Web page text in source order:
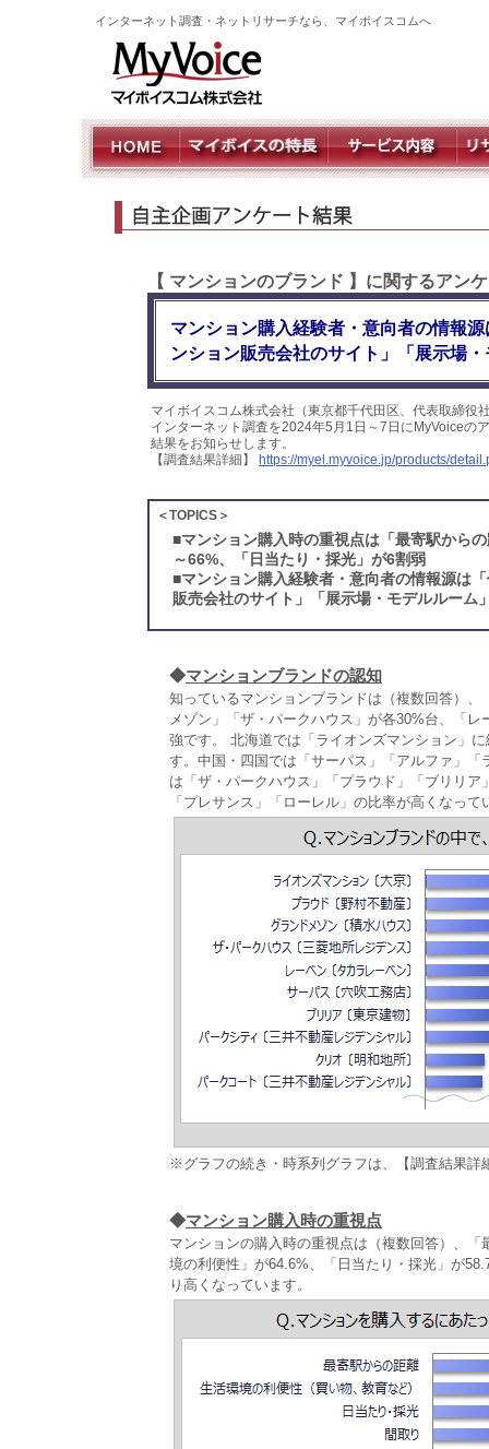
インターネット調査・ネットリサーチなら、マイボイスコムへ
【 マンションのブランド 】に関するアン
マンション購入経験者・意向者の情報
ンション販売会社のサイト」「展示場
マイボイスコム株式会社（東京都千代田区、代表取締
インターネット調査を2024年5月1日～7日にMyVoiceの
結果をお知らせします。
【調査結果詳細】
https://myel.myvoice.jp/products/
＜TOPICS＞
■マンション購入時の重視点は「最寄駅から
～66%、「日当たり・採光」が6割弱
■マンション購入経験者・意向者の情報源は
販売会社のサイト」「展示場・モデルルーム
◆マンションブランドの認知
知っているマンションブランドは（複数回答）
メゾン」「ザ・パークハウス」が各30%台、「
強です。 北海道では「ライオンズマンション」
す。中国・四国では「サーパス」「アルファ」
は「ザ・パークハウス」「プラウド」「ブリリ
「プレサンス」「ローレル」の比率が高くなって
※グラフの続き・時系列グラフは、【調査結果詳
◆マンション購入時の重視点
マンションの購入時の重視点は（複数回答）、
境の利便性」が64.6%、「日当たり・採光」が
り高くなっています。